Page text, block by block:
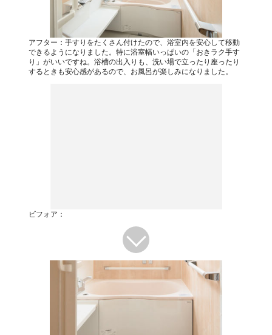
アフター：手すりをたくさん付けたので、浴室内を安心して移動
できるようになりました。特に浴室幅いっぱいの「おきラク手す
り」がいいですね。浴槽の出入りも、洗い場で立ったり座ったり
するときも安心感があるので、お風呂が楽しみになりました。
ビフォア：